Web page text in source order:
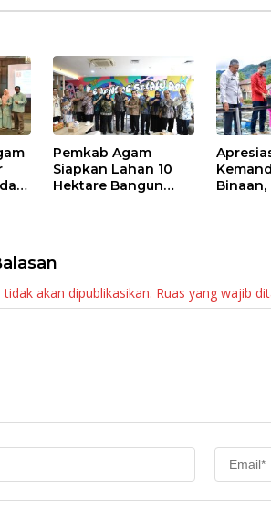
Pemkab Agam
Siapkan Lahan 10
Hektare Bangun
Binaan,
akan dipublikasikan. Ruas yang wajib